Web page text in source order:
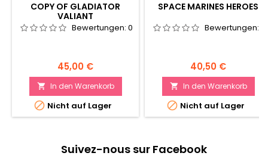
COPY OF GLADIATOR
VALIANT
Bewertungen: 0
Preis
45,00 €
 In den Warenkorb
 Nicht auf Lager
SPACE MARINES HEROES
Bewertungen:
Preis
40,50 €
 In den Warenkorb
 Nicht auf Lager
Suivez-nous sur Facebook